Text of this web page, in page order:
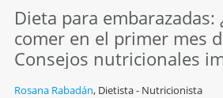
Dieta para embarazadas:
comer en el primer mes
Consejos nutricionales
Rosana Rabadán, Dietista - Nutricionista